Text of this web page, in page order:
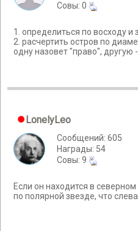
Cовы: 0
1. определиться по восходу и
2. расчертить остров по
одну назовет "право", другую
LonelyLeo
Сообщений: 605
Награды: 54
Cовы: 9
Если он находится в
по полярной звезде, что